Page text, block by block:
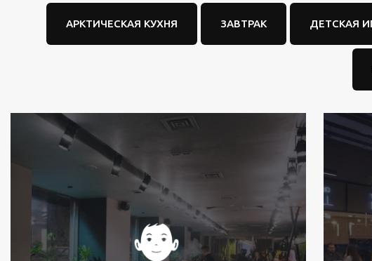
АРКТИЧЕСКАЯ КУХНЯ ЗАВТРАК ДЕТСКАЯ